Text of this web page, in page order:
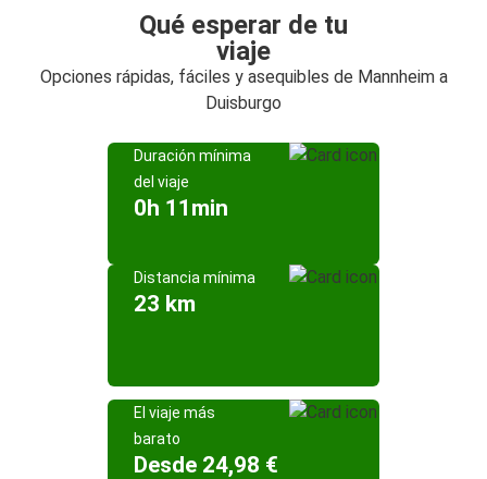
Qué esperar de tu
viaje
Opciones rápidas, fáciles y asequibles de Mannheim a
Duisburgo
Duración mínima
del viaje
0h 11min
Distancia mínima
23 km
El viaje más
barato
Desde 24,98 €